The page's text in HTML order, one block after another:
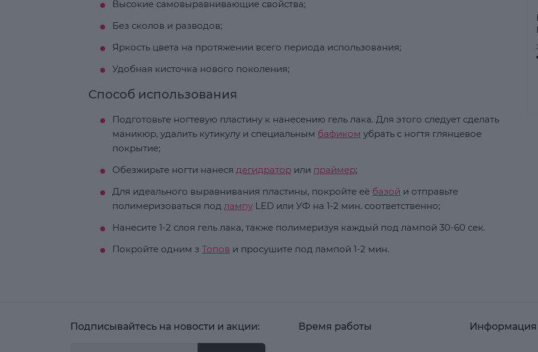
Высокие самовыравнивающие свойства;
Без сколов и разводов;
Яркость цвета на протяжении всего периода использования;
Удобная кисточка нового поколения;
Способ использования
Подготовьте ногтевую пластину к нанесению гель лака. Для этого следует сделать
маникюр, удалить кутикулу и специальным бафиком убрать с ногтя глянцевое
покрытие;
Обезжирьте ногти нанеся дегидратор или праймер;
Для идеального выравнивания пластины, покройте её базой и отправьте
полимеризоваться под лампу LED или УФ на 1-2 мин. соответственно;
Нанесите 1-2 слоя гель лака, также полимеризуя каждый под лампой 30-60 сек.
Покройте одним з Топов и просушите под лампой 1-2 мин.
Подписывайтесь на новости и акции: Время работы Информация